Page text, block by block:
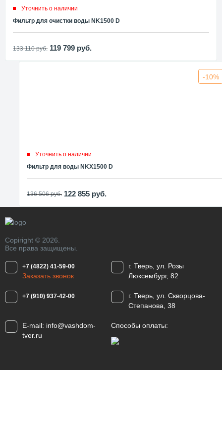
Уточнить о наличии
Фильтр для очистки воды NK1500 D
133 110руб. 119 799 руб.
-10%
Уточнить о наличии
Фильтр для воды NKX1500 D
136 506руб. 122 855 руб.
Copiright © 2026.
Все права защищены.
+7 (4822) 41-59-00
Заказать звонок
г. Тверь, ул. Розы
Люксембург, 82
+7 (910) 937-42-00
г. Тверь, ул. Скворцова-
Степанова, 38
E-mail: info@vashdom-
tver.ru
Способы оплаты: